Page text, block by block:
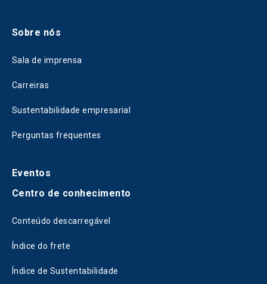
Sobre nós
Sala de imprensa
Carreiras
Sustentabilidade empresarial
Perguntas frequentes
Eventos
Centro de conhecimento
Conteúdo descarregável
Índice do frete
Índice de Sustentabilidade